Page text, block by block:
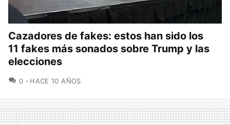
Cazadores de fakes: estos han sido los
11 fakes más sonados sobre Trump y las
elecciones
0 COMENTARIOS
HACE 10 AÑOS